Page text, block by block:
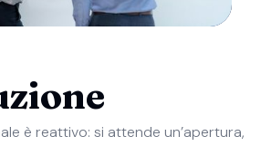
è reattivo: si attende un’apertura,